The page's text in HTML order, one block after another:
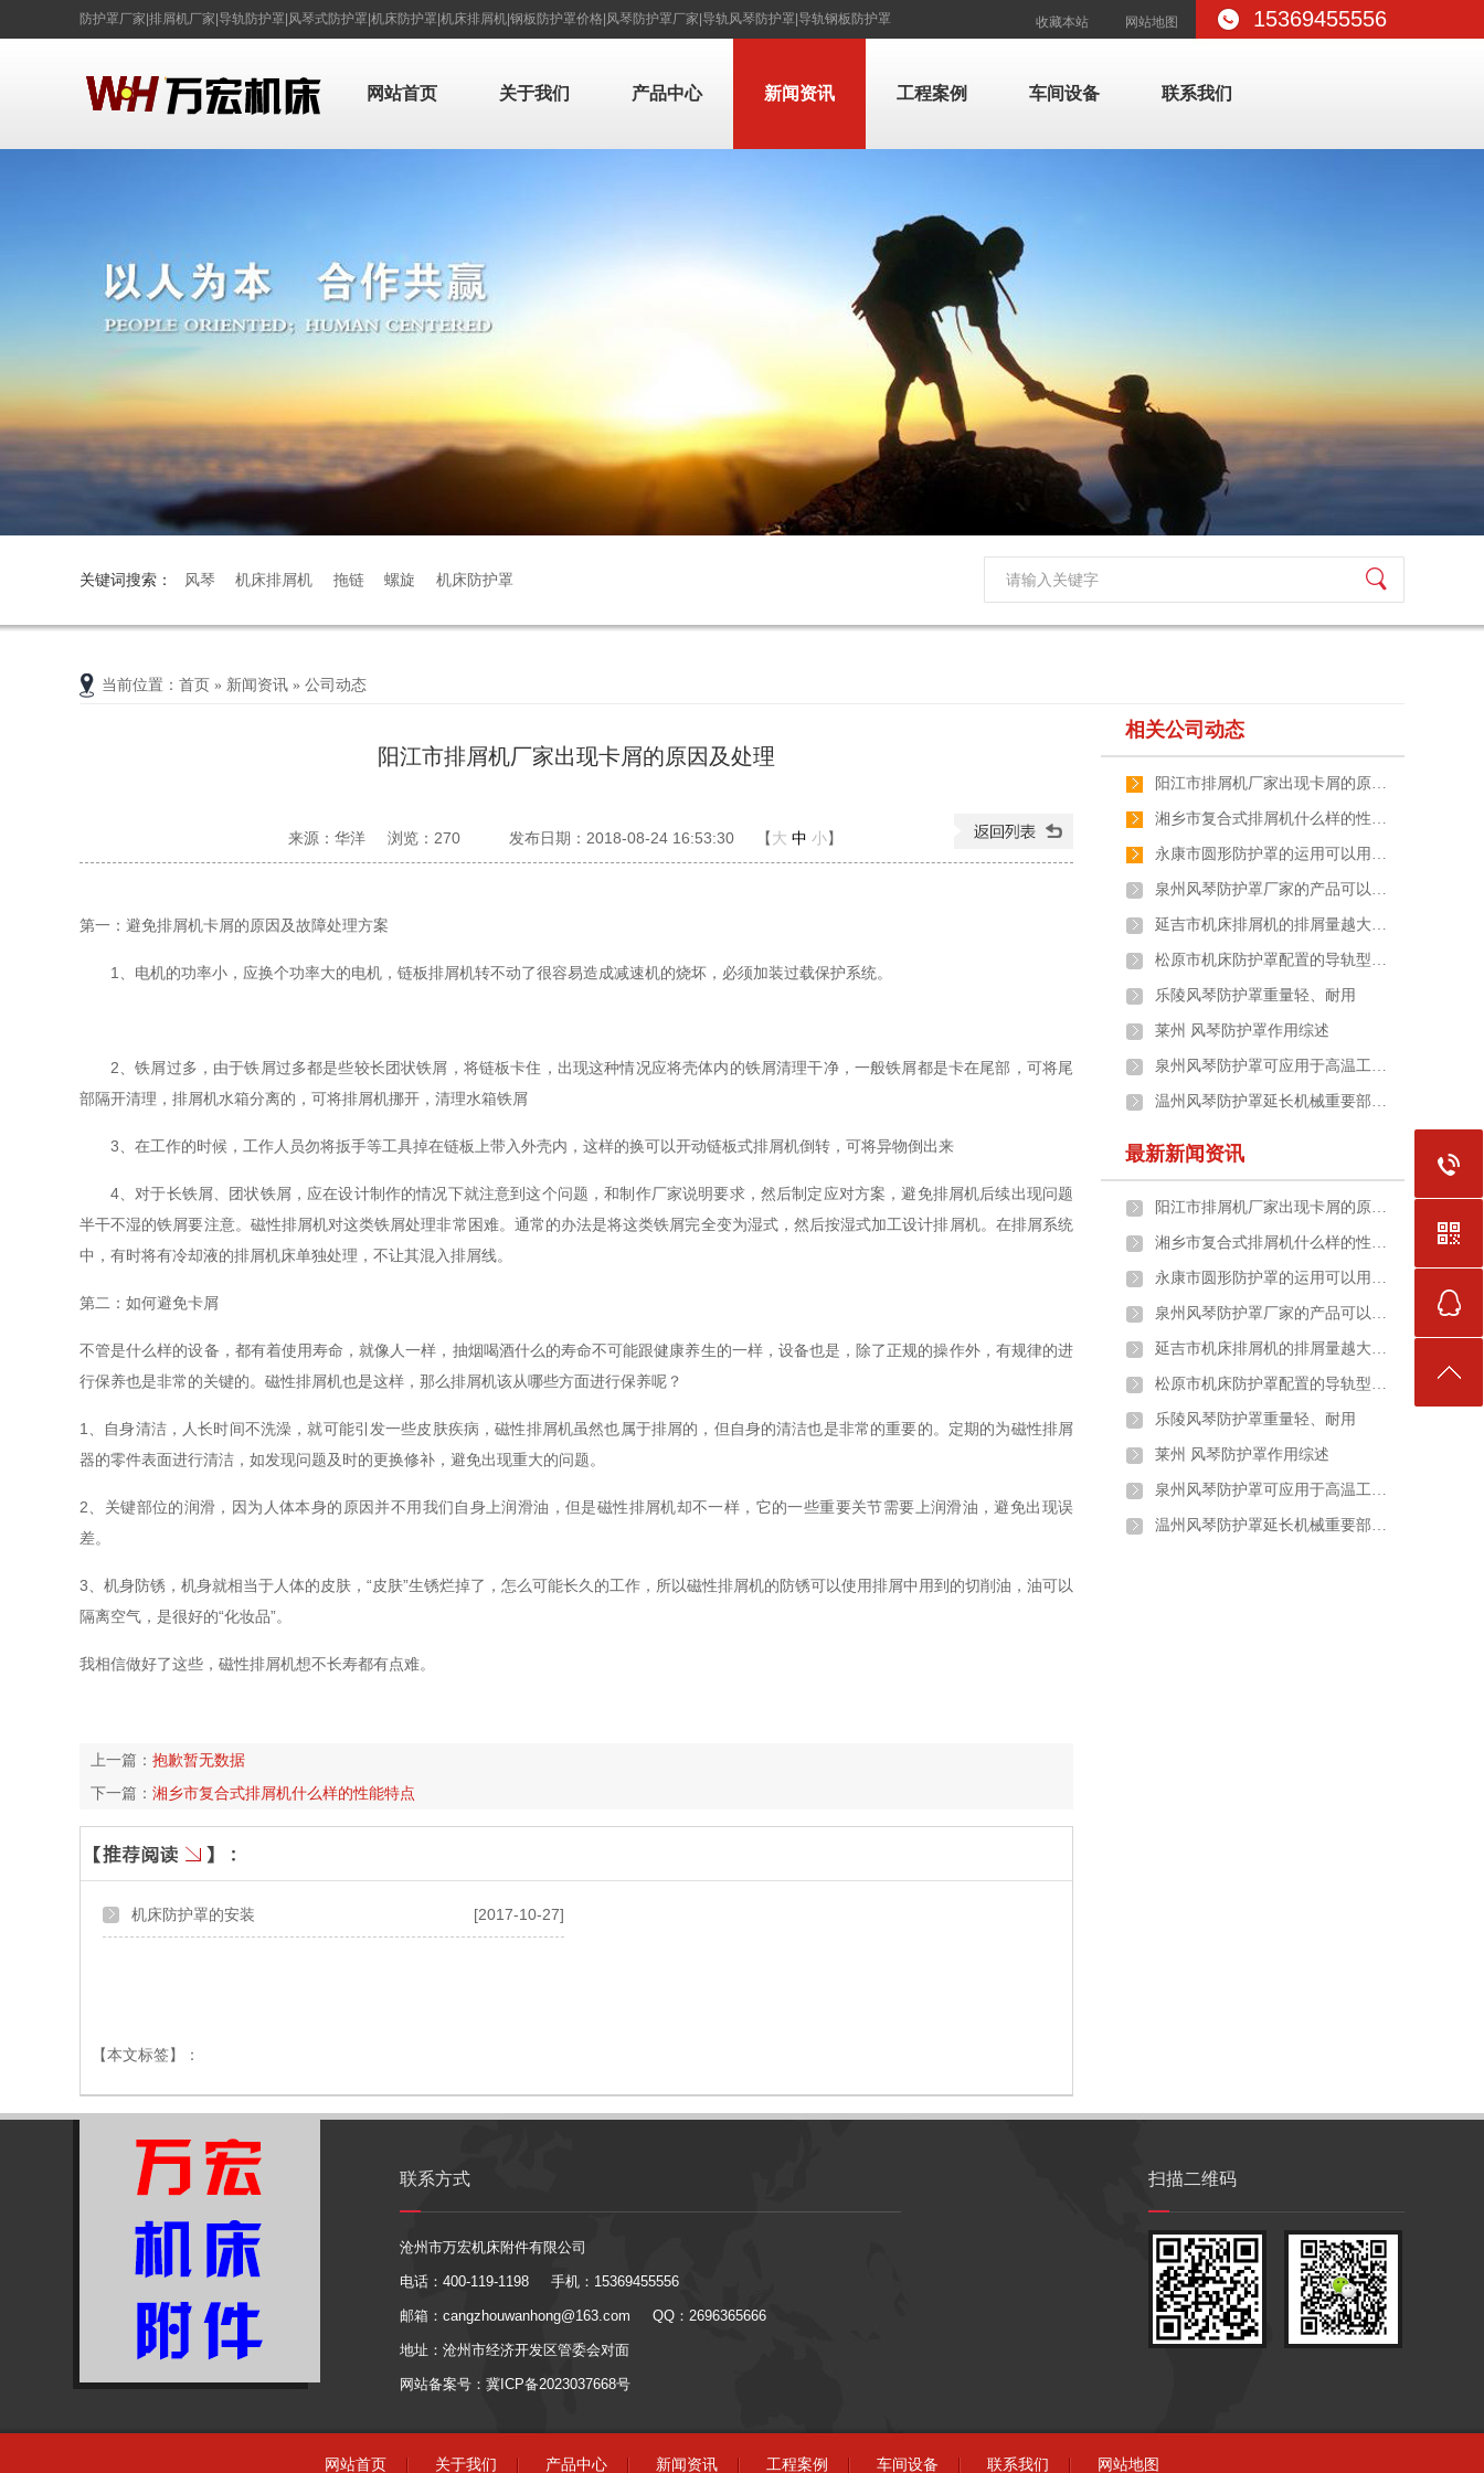
收藏本站 网站地图 15369455556
防护罩厂家|排屑机厂家|导轨防护罩|风琴式防护罩|机床防护罩|机床排屑机|钢板防护罩价格|风琴防护罩厂家|导轨风琴防护罩|导轨钢板防护罩
网站首页 关于我们 产品中心 新闻资讯 工程案例 车间设备 联系我们
关键词搜索： 风琴 机床排屑机 拖链 螺旋 机床防护罩
当前位置 ： 首页 » 新闻资讯 » 公司动态
阳江市排屑机厂家出现卡屑的原因及处理
来源：华洋 浏览： 270 发布日期：2018-08-24 16:53:30 【大 中 小】
第一：避免排屑机卡屑的原因及故障处理方案
1、电机的功率小，应换个功率大的电机，链板排屑机转不动了很容易造成减速机的烧坏，必须加装过载保护系统。
2、铁屑过多，由于铁屑过多都是些较长团状铁屑，将链板卡住，出现这种情况应将壳体内的铁屑清理干净，一般铁屑都是卡在尾部，可将尾
部隔开清理，排屑机水箱分离的，可将排屑机挪开，清理水箱铁屑
3、在工作的时候，工作人员勿将扳手等工具掉在链板上带入外壳内，这样的换可以开动链板式排屑机倒转，可将异物倒出来
4、对于长铁屑、团状铁屑，应在设计制作的情况下就注意到这个问题，和制作厂家说明要求，然后制定应对方案，避免排屑机后续出现问题
半干不湿的铁屑要注意。磁性排屑机对这类铁屑处理非常困难。通常的办法是将这类铁屑完全变为湿式，然后按湿式加工设计排屑机。在排屑系统
中，有时将有冷却液的排屑机床单独处理，不让其混入排屑线。
第二：如何避免卡屑
不管是什么样的设备，都有着使用寿命，就像人一样，抽烟喝酒什么的寿命不可能跟健康养生的一样，设备也是，除了正规的操作外，有规律的进
行保养也是非常的关键的。磁性排屑机也是这样，那么排屑机该从哪些方面进行保养呢？
1、自身清洁，人长时间不洗澡，就可能引发一些皮肤疾病，磁性排屑机虽然也属于排屑的，但自身的清洁也是非常的重要的。定期的为磁性排屑
器的零件表面进行清洁，如发现问题及时的更换修补，避免出现重大的问题。
2、关键部位的润滑，因为人体本身的原因并不用我们自身上润滑油，但是磁性排屑机却不一样，它的一些重要关节需要上润滑油，避免出现误
差。
3、机身防锈，机身就相当于人体的皮肤，“皮肤”生锈烂掉了，怎么可能长久的工作，所以磁性排屑机的防锈可以使用排屑中用到的切削油，油可以
隔离空气，是很好的“化妆品”。
我相信做好了这些，磁性排屑机想不长寿都有点难。
上一篇： 抱歉暂无数据
下一篇： 湘乡市复合式排屑机什么样的性能特点
机床防护罩的安装 [2017-10-27]
【本文标签】：
相关公司动态
阳江市排屑机厂家出现卡屑的原…
湘乡市复合式排屑机什么样的性…
永康市圆形防护罩的运用可以用…
泉州风琴防护罩厂家的产品可以…
延吉市机床排屑机的排屑量越大…
松原市机床防护罩配置的导轨型…
乐陵风琴防护罩重量轻、耐用
莱州 风琴防护罩作用综述
泉州风琴防护罩可应用于高温工…
温州风琴防护罩延长机械重要部…
最新新闻资讯
阳江市排屑机厂家出现卡屑的原…
湘乡市复合式排屑机什么样的性…
永康市圆形防护罩的运用可以用…
泉州风琴防护罩厂家的产品可以…
延吉市机床排屑机的排屑量越大…
松原市机床防护罩配置的导轨型…
乐陵风琴防护罩重量轻、耐用
莱州 风琴防护罩作用综述
泉州风琴防护罩可应用于高温工…
温州风琴防护罩延长机械重要部…
联系方式
沧州市万宏机床附件有限公司
电话：400-119-1198 手机：15369455556
邮箱：cangzhouwanhong@163.com QQ：2696365666
地址：沧州市经济开发区管委会对面
网站备案号： 冀ICP备2023037668号
扫描二维码
网站首页 关于我们 产品中心 新闻资讯 工程案例 车间设备 联系我们 网站地图